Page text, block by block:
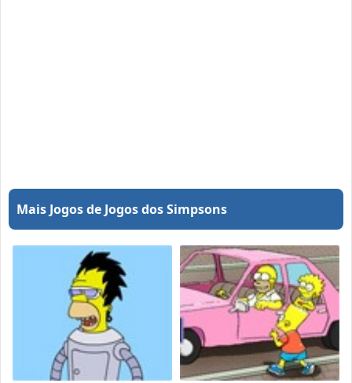
Mais Jogos de Jogos dos Simpsons